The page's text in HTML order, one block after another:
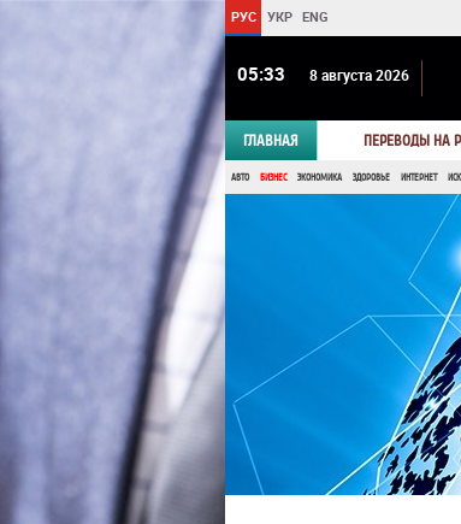
РУС УКР ENG
05:33 8 августа 2026
ГЛАВНАЯ ПЕРЕВОДЫ НА
АВТО БИЗНЕС ЭКОНОМИКА ЗДОРОВЬЕ ИНТЕРНЕТ